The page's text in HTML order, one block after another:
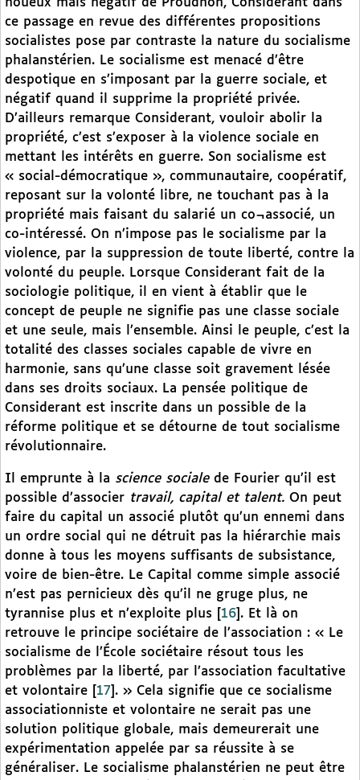
ce passage en revue des différentes propositions
socialistes pose par contraste la nature du socialisme
phalanstérien. Le socialisme est menacé d’être
despotique en s’imposant par la guerre sociale, et
négatif quand il supprime la propriété privée.
D’ailleurs remarque Considerant, vouloir abolir la
propriété, c’est s’exposer à la violence sociale en
mettant les intérêts en guerre. Son socialisme est
« social-démocratique », communautaire, coopératif,
reposant sur la volonté libre, ne touchant pas à la
propriété mais faisant du salarié un co¬associé, un
co-intéressé. On n’impose pas le socialisme par la
violence, par la suppression de toute liberté, contre la
volonté du peuple. Lorsque Considerant fait de la
sociologie politique, il en vient à établir que le
concept de peuple ne signifie pas une classe sociale
et une seule, mais l’ensemble. Ainsi le peuple, c’est la
totalité des classes sociales capable de vivre en
harmonie, sans qu’une classe soit gravement lésée
dans ses droits sociaux. La pensée politique de
Considerant est inscrite dans un possible de la
réforme politique et se détourne de tout socialisme
révolutionnaire.
Il emprunte à la science socialede Fourier qu’il est
possible d’associer travail, capital et talent. On peut
faire du capital un associé plutôt qu’un ennemi dans
un ordre social qui ne détruit pas la hiérarchie mais
donne à tous les moyens suffisants de subsistance,
voire de bien-être. Le Capital comme simple associé
n’est pas pernicieux dès qu’il ne gruge plus, ne
tyrannise plus et n’exploite plus
16 . Et là on
retrouve le principe sociétaire de l’association : « Le
socialisme de l’École sociétaire résout tous les
problèmes par la liberté, par l’association facultative
et volontaire
17 . » Cela signifie que ce socialisme
associationniste et volontaire ne serait pas une
solution politique globale, mais demeurerait une
expérimentation appelée par sa réussite à se
généraliser. Le socialisme phalanstérien ne peut être